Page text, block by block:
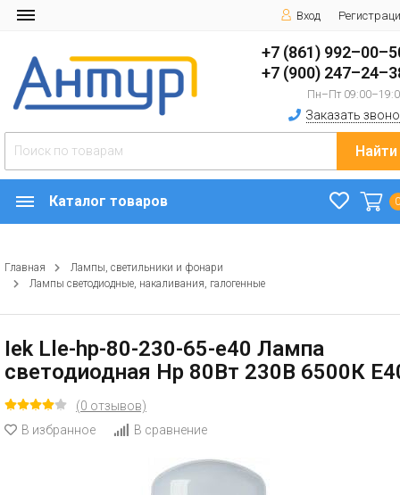
Вход
+7 (861)
+7 (900)
Пн–Пт
Заказать
Найти
Каталог товаров
Главная
Лампы, светильники и фонари
Лампы светодиодные, накаливания, галогенные
Iek Lle-hp-80-230-65-e40 Лампа
светодиодная Hp 80Вт 230В 6500К
(0 отзывов)
В избранное
В сравнение